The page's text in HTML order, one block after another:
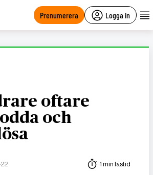
Prenumerera Logga in
oftare
och
1 min lästid